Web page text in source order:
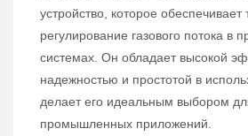
устройство, которое
регулирование газового потока в
системах. Он обладает высокой
надежностью и простотой в
делает его идеальным выбором
промышленных приложений.